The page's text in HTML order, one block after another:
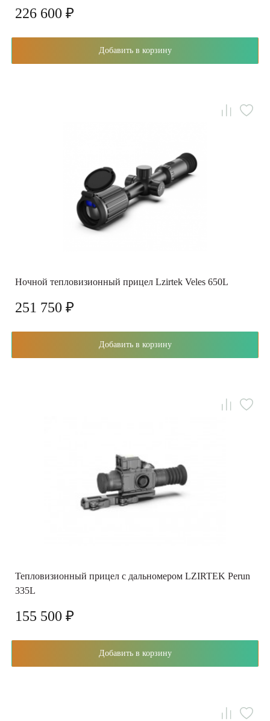
226 600 ₽
Добавить в корзину
Ночной тепловизионный прицел Lzirtek Veles 650L
251 750 ₽
Добавить в корзину
Тепловизионный прицел с дальномером LZIRTEK Perun
335L
155 500 ₽
Добавить в корзину